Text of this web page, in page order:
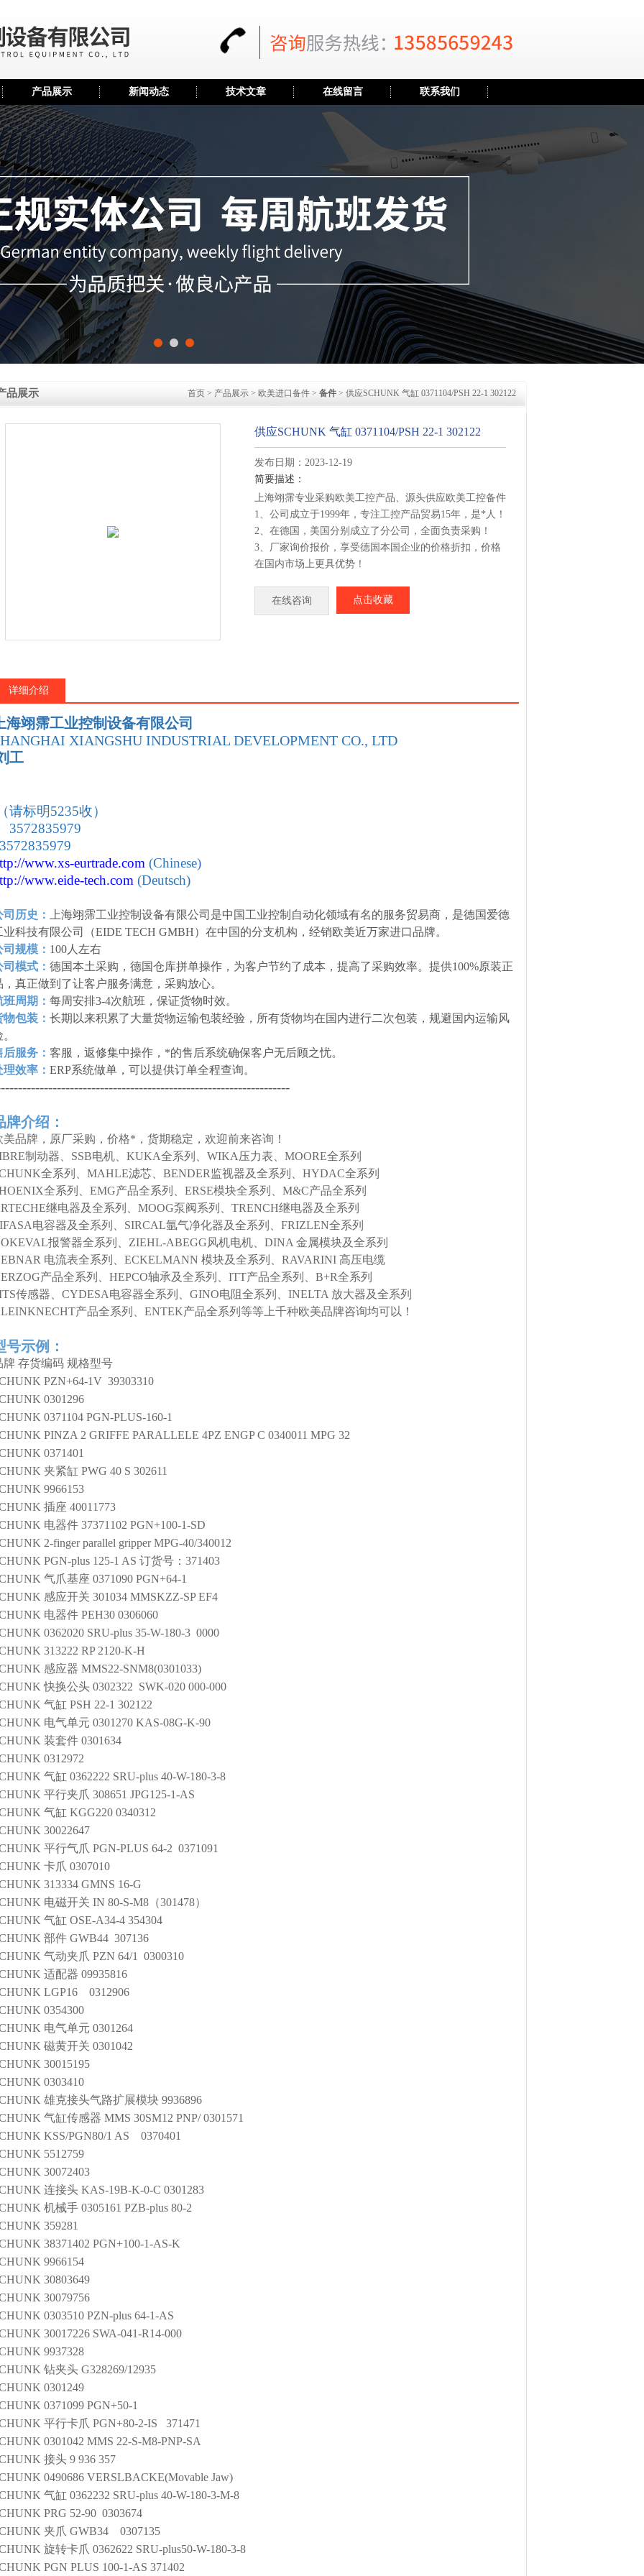
产品展示 新闻动态 技术文章 在线留言 联系我们
品展示 首页 > 产品展示 > 欧美进口备件 > 备件 > 供应SCHUNK 气缸 0371104/PSH 22-1 302122
供应SCHUNK 气缸 0371104/PSH 22-1 302122
发布日期：2023-12-19
简要描述：
上海翊霈专业采购欧美工控产品、源头供应欧美工控备件
1、公司成立于1999年，专注工控产品贸易15年，是*人！
2、在德国，美国分别成立了分公司，全面负责采购！
3、厂家询价报价，享受德国本国企业的价格折扣，价格
在国内市场上更具优势！
部发货！
供应SCHUNK 气缸 0371104/PSH 22-1 302122
在线咨询 点击收藏
详细介绍
海翊霈工业控制设备有限公司
XIANGSHU INDUSTRIAL DEVELOPMENT CO., LTD
工
请标明5235收）
3572835979
www.xs-eurtrade.com (Chinese)
www.eide-tech.com (Deutsch)
司历史：
上海翊霈工业控制设备有限公司是中国工业控制自动化领域有名的服务贸易商，是德国爱德
业科技有限公司（EIDE TECH GMBH）在中国的分支机构，经销欧美近万家进口品牌。
司规模： 100人左右
司模式： 德国本土采购，德国仓库拼单操作，为客户节约了成本，提高了采购效率。提供100%原装正
，真正做到了让客户服务满意，采购放心。
班周期： 每周安排3-4次航班，保证货物时效。
物包装： 长期以来积累了大量货物运输包装经验，所有货物均在国内进行二次包装，规避国内运输风
后服务： 客服，返修集中操作，*的售后系统确保客户无后顾之忧。
理效率： ERP系统做单，可以提供订单全程查询。
牌介绍：
美品牌，原厂采购，价格*，货期稳定，欢迎前来咨询！
制动器、SSB电机、KUKA全系列、WIKA压力表、MOORE全系列
全系列、MAHLE滤芯、BENDER监视器及全系列、HYDAC全系列
全系列、EMG产品全系列、ERSE模块全系列、M&C产品全系列
继电器及全系列、MOOG泵阀系列、TRENCH继电器及全系列
电容器及全系列、SIRCAL氩气净化器及全系列、FRIZLEN全系列
报警器全系列、ZIEHL-ABEGG风机电机、DINA 金属模块及全系列
电流表全系列、ECKELMANN 模块及全系列、RAVARINI 高压电缆
产品全系列、HEPCO轴承及全系列、ITT产品全系列、B+R全系列
传感器、CYDESA电容器全系列、GINO电阻全系列、INELTA 放大器及全系列
产品全系列、ENTEK产品全系列等等上千种欧美品牌咨询均可以！
号示例：
牌 存货编码 规格型号
PZN+64-1V 39303310
0301296
0371104 PGN-PLUS-160-1
PINZA 2 GRIFFE PARALLELE 4PZ ENGP C 0340011 MPG 32
0371401
夹紧缸 PWG 40 S 302611
9966153
插座 40011773
电器件 37371102 PGN+100-1-SD
2-finger parallel gripper MPG-40/340012
PGN-plus 125-1 AS 订货号：371403
气爪基座 0371090 PGN+64-1
感应开关 301034 MMSKZZ-SP EF4
电器件 PEH30 0306060
0362020 SRU-plus 35-W-180-3 0000
313222 RP 2120-K-H
感应器 MMS22-SNM8(0301033)
快换公头 0302322 SWK-020 000-000
气缸 PSH 22-1 302122
电气单元 0301270 KAS-08G-K-90
装套件 0301634
0312972
气缸 0362222 SRU-plus 40-W-180-3-8
平行夹爪 308651 JPG125-1-AS
气缸 KGG220 0340312
30022647
平行气爪 PGN-PLUS 64-2 0371091
卡爪 0307010
313334 GMNS 16-G
电磁开关 IN 80-S-M8（301478）
气缸 OSE-A34-4 354304
部件 GWB44 307136
气动夹爪 PZN 64/1 0300310
适配器 09935816
LGP16 0312906
0354300
电气单元 0301264
磁黄开关 0301042
30015195
0303410
雄克接头气路扩展模块 9936896
气缸传感器 MMS 30SM12 PNP/ 0301571
KSS/PGN80/1 AS 0370401
5512759
30072403
连接头 KAS-19B-K-0-C 0301283
机械手 0305161 PZB-plus 80-2
359281
38371402 PGN+100-1-AS-K
9966154
30803649
30079756
0303510 PZN-plus 64-1-AS
30017226 SWA-041-R14-000
9937328
钻夹头 G328269/12935
0301249
0371099 PGN+50-1
平行卡爪 PGN+80-2-IS 371471
0301042 MMS 22-S-M8-PNP-SA
接头 9 936 357
0490686 VERSLBACKE(Movable Jaw)
气缸 0362232 SRU-plus 40-W-180-3-M-8
PRG 52-90 0303674
夹爪 GWB34 0307135
旋转卡爪 0362622 SRU-plus50-W-180-3-8
PGN PLUS 100-1-AS 371402